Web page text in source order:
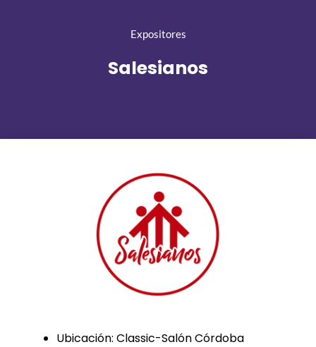
Expositores
Salesianos
Ubicación: Classic-Salón Córdoba